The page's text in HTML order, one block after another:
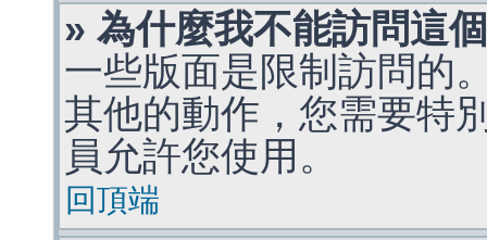
» 為什麼我不能訪問這
一些版面是限制訪問的
其他的動作，您需要特
員允許您使用。
回頂端